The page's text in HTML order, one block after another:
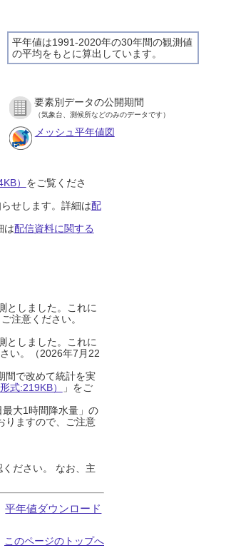
平年値は1991-2020年の30年間の観測値
の平均をもとに算出しています。
要素別データの公開期間
（気象台、測候所などのみのデータです）
メッシュ平年値図
） をご覧くださ
せします。詳細は配
は配信資料に関する
としました。これに
注意ください。
としました。これに
い。（2026年7月22
間で改めて統計を実
式:219KB）
」をご
大1時間降水量」の
りますので、ご注意
ださい。 なお、主
平年値ダウンロード
このページのトップへ